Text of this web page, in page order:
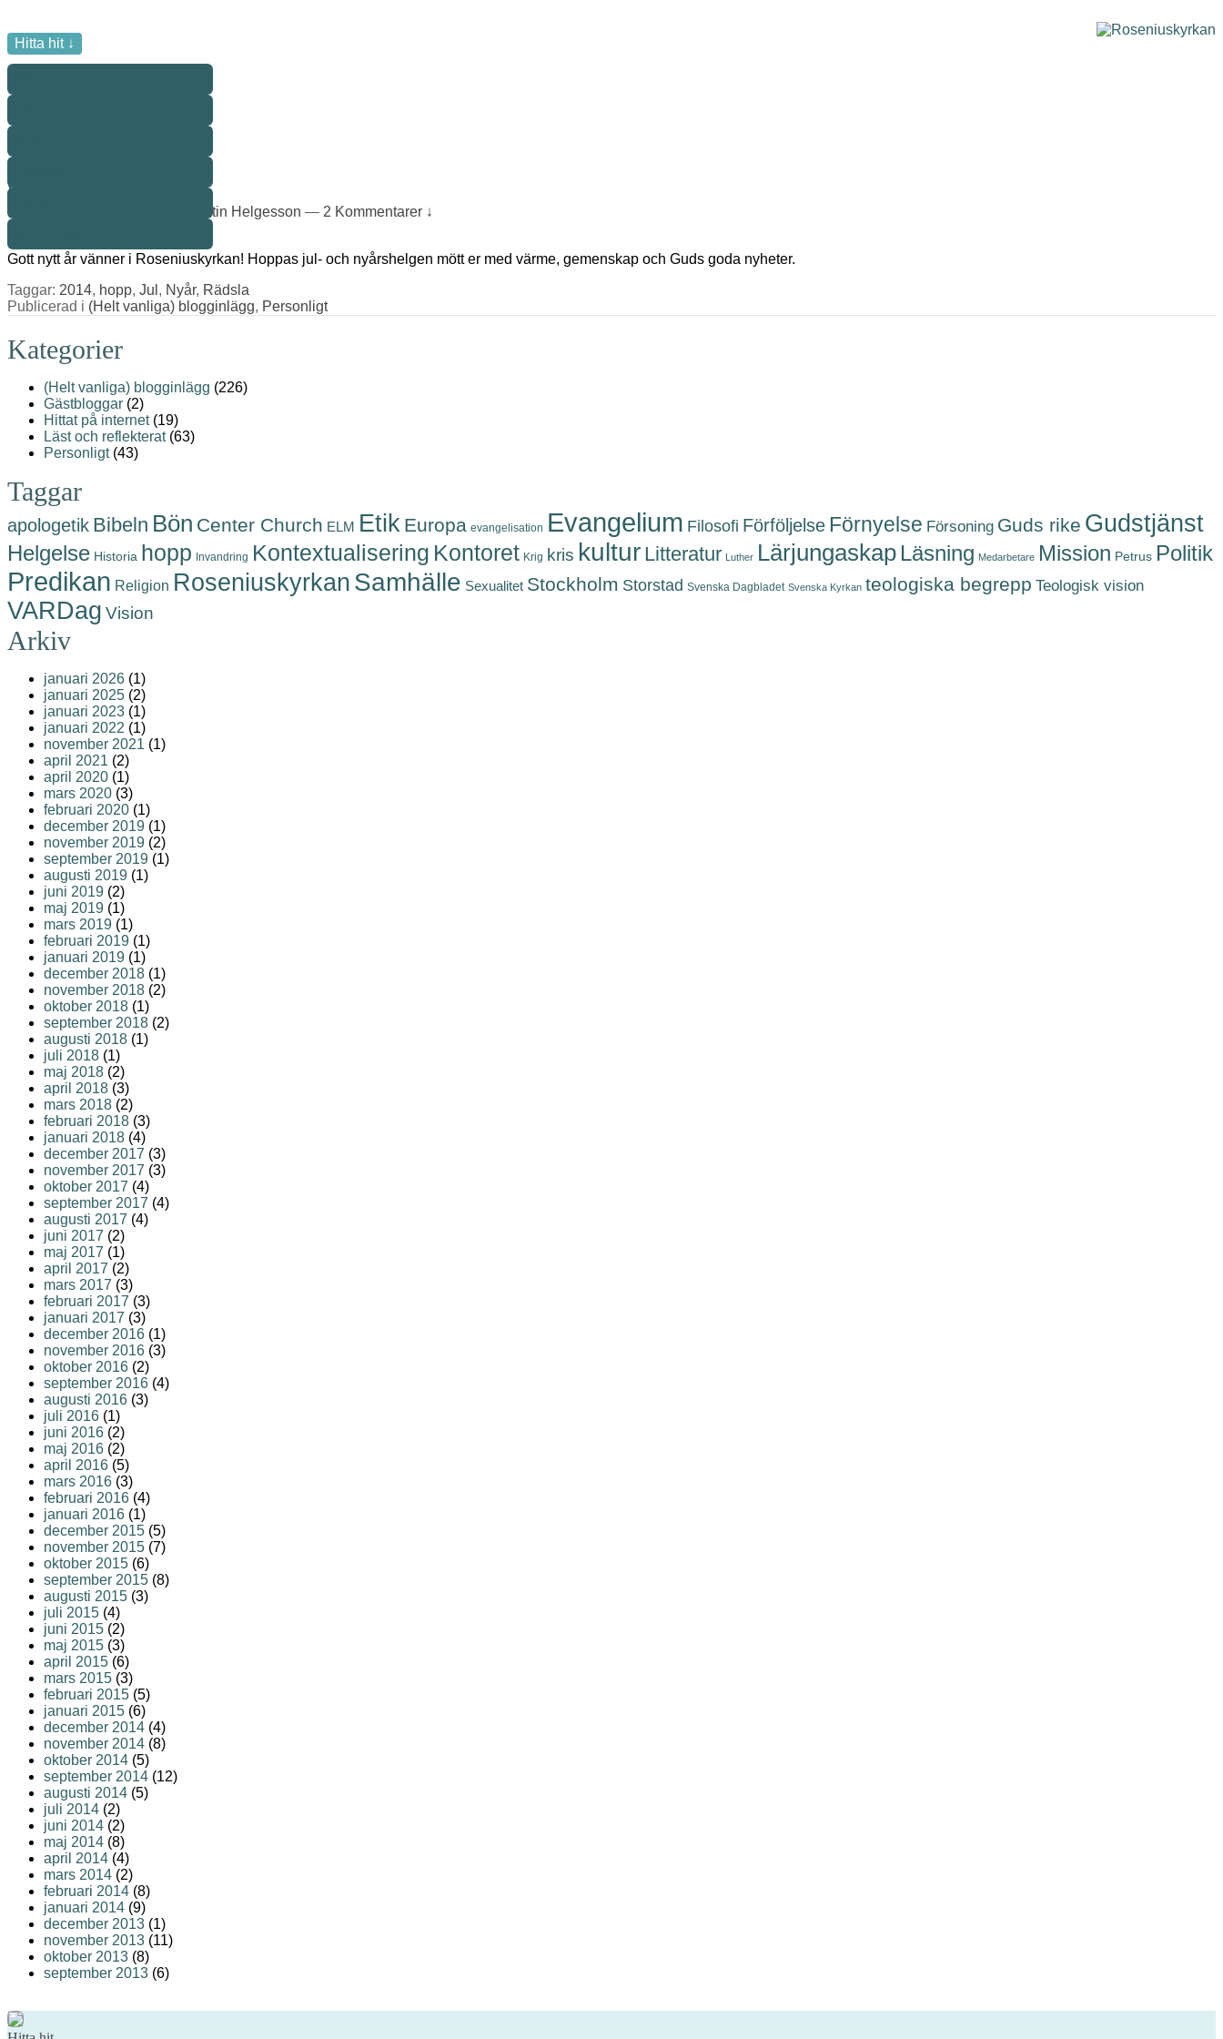
Hitta hit ↓
Gott nytt år!
Publicerad den Martin Helgesson — 2 Kommentarer ↓
Gott nytt år vänner i Roseniuskyrkan! Hoppas jul- och nyårshelgen mött er med värme, gemenskap och Guds goda nyheter.
Taggar: 2014, hopp, Jul , Nyår, Rädsla
Publicerad i (Helt vanliga) blogginlägg, Personligt
Kategorier
(Helt vanliga) blogginlägg (226)
Gästbloggar (2)
Hittat på internet(19)
Läst och reflekterat(63)
Personligt(43)
Taggar
apologetik Bibeln Bön Center Church ELM Etik Europa evangelisation Evangelium Filosofi Förföljelse Förnyelse Försoning Guds rike Gudstjänst
Helgelse Historia hopp Invandring Kontextualisering Kontoret Krig kris kultur Litteratur Luther Lärjungaskap Läsning Medarbetare Mission Petrus Politik
Predikan Religion RoseniuskyrkanSamhälle Sexualitet Stockholm Storstad Svenska Dagbladet Svenska Kyrkan teologiska begrepp Teologisk vision
VARDag Vision
Arkiv
januari 2026 (1)
januari 2025 (2)
januari 2023 (1)
januari 2022 (1)
november 2021 (1)
april 2021 (2)
april 2020 (1)
mars 2020 (3)
februari 2020 (1)
december 2019 (1)
november 2019 (2)
september 2019 (1)
augusti 2019 (1)
juni 2019 (2)
maj 2019 (1)
mars 2019 (1)
februari 2019 (1)
januari 2019 (1)
december 2018 (1)
november 2018 (2)
oktober 2018 (1)
september 2018 (2)
augusti 2018 (1)
juli 2018 (1)
maj 2018 (2)
april 2018 (3)
mars 2018 (2)
februari 2018 (3)
januari 2018 (4)
december 2017 (3)
november 2017 (3)
oktober 2017 (4)
september 2017 (4)
augusti 2017 (4)
juni 2017 (2)
maj 2017 (1)
april 2017 (2)
mars 2017 (3)
februari 2017 (3)
januari 2017 (3)
december 2016 (1)
november 2016 (3)
oktober 2016 (2)
september 2016 (4)
augusti 2016 (3)
juli 2016 (1)
juni 2016 (2)
maj 2016 (2)
april 2016 (5)
mars 2016 (3)
februari 2016 (4)
januari 2016 (1)
december 2015 (5)
november 2015 (7)
oktober 2015 (6)
september 2015 (8)
augusti 2015 (3)
juli 2015 (4)
juni 2015 (2)
maj 2015 (3)
april 2015 (6)
mars 2015 (3)
februari 2015 (5)
januari 2015 (6)
december 2014 (4)
november 2014 (8)
oktober 2014 (5)
september 2014 (12)
augusti 2014 (5)
juli 2014 (2)
juni 2014 (2)
maj 2014 (8)
april 2014 (4)
mars 2014 (2)
februari 2014 (8)
januari 2014 (9)
december 2013 (1)
november 2013 (11)
oktober 2013 (8)
september 2013 (6)